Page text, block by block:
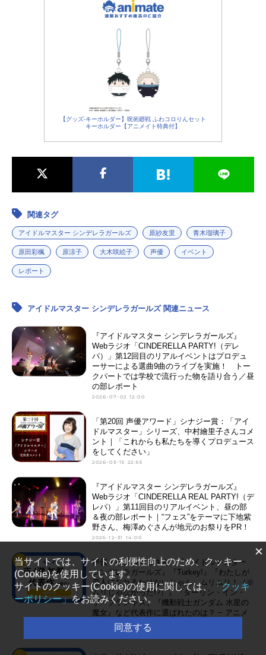
【グッズ-キーホルダー】呪術廻戦 ふわコロりんセット
キーホルダー【アニメイト特典付】
関連タグ
アイドルマスター シンデレラガールズ 原紗友里 青木瑠璃子
原田彩楓 原涼子 大木咲絵子 声優 イベント
レポート
アイドルマスター シンデレラガールズ 関連ニュース
『アイドルマスター シンデレラガールズ』
Webラジオ「CINDERELLA PARTY!（デレ
パ）」第12回目のリアルイベントはプロデュ
ーサーによる選曲9曲のライブを実施！ トー
クパートでは学校で流行った物を語り合う／昼
の部レポート
2026-07-02 12:00
「第20回 声優アワード」シナジー賞：「アイ
ドルマスター」シリーズ、中村繪里子さんコメ
ント｜「これからも私たちを導くプロデュース
をしてください」
2026-03-15 22:55
『アイドルマスター シンデレラガールズ』
Webラジオ「CINDERELLA REAL PARTY!（デ
レパ）」第11回目のリアルイベント、昼の部
＆夜の部レポート｜“フェス”をテーマに下地紫
野さん、梅澤めぐさんが地元のお祭りをPR！
2025-12-31 14:00
声優・市ノ瀬加那さん、『アイドルマスター
シンデレラガールズ』『Turkey!』『わたしが
恋人になれるわけないじゃん、ムリムリ！（※
ムリじゃなかった!?）』『ダーリン・イン・
ザ・フランキス』『機動戦士ガンダム 水星の
魔女』など代表作に選ばれたのは？ − アニメ
キャラクター代表作まとめ（2025 年版）
2025-12-20 00:00
×
当サイトでは、サイトの利便性向上のため、クッキー
(Cookie)を使用しています。
サイトのクッキー(Cookie)の使用に関しては、「クッキ
ーポリシー」をお読みください。
同意する